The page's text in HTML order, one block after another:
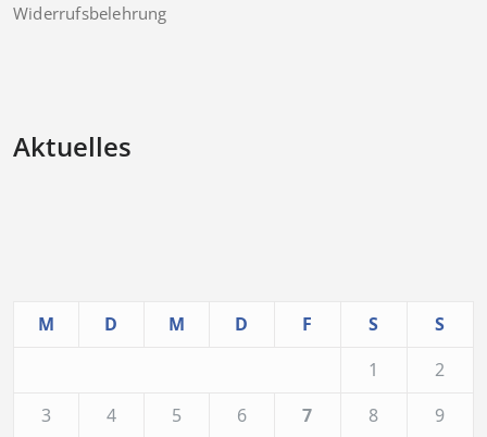
Widerrufsbelehrung
Aktuelles
M D M D F S
S
1
2
3
4 5 6 7 8
9